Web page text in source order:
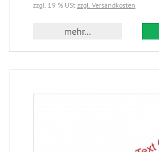
zzgl. 19 % USt zzgl. Versandkosten
mehr...